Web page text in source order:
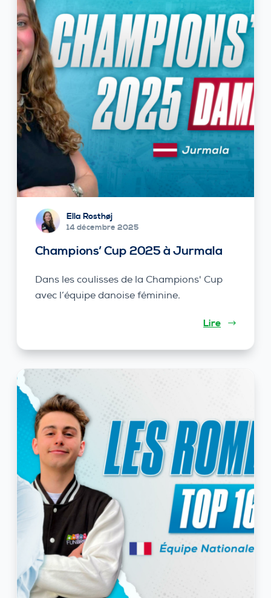
Ella Rosthøj
14 décembre 2025
Champions’ Cup 2025 à Jurmala
Dans les coulisses de la Champions' Cup
avec l’équipe danoise féminine.
Lire